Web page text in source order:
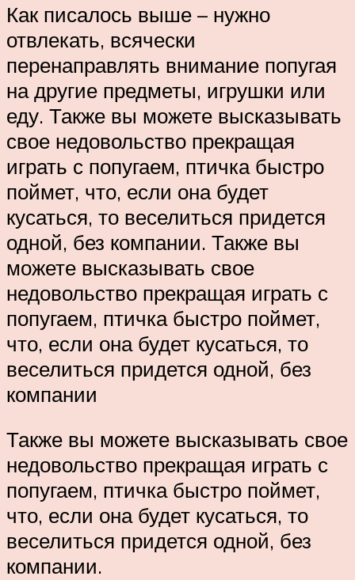
Как писалось выше – нужно
отвлекать, всячески
перенаправлять внимание попугая
на другие предметы, игрушки или
еду. Также вы можете высказывать
свое недовольство прекращая
играть с попугаем, птичка быстро
поймет, что, если она будет
кусаться, то веселиться придется
одной, без компании. Также вы
можете высказывать свое
недовольство прекращая играть с
попугаем, птичка быстро поймет,
что, если она будет кусаться, то
веселиться придется одной, без
компании
Также вы можете высказывать свое
недовольство прекращая играть с
попугаем, птичка быстро поймет,
что, если она будет кусаться, то
веселиться придется одной, без
компании.